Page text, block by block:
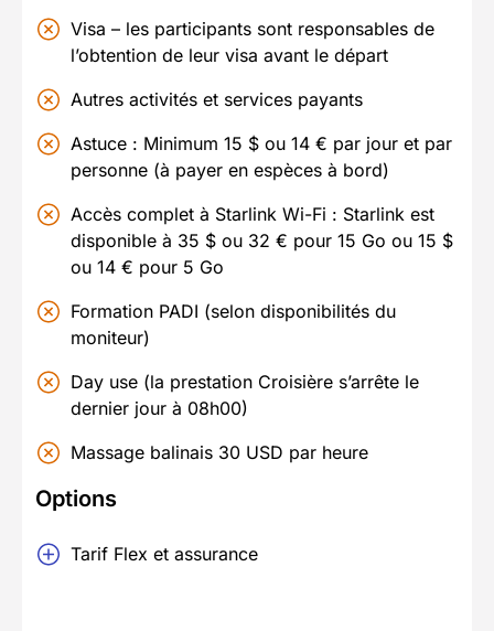
Visa – les participants sont responsables de
l’obtention de leur visa avant le départ
Autres activités et services payants
Astuce : Minimum 15 $ ou 14 € par jour et par
personne (à payer en espèces à bord)
Accès complet à Starlink Wi-Fi : Starlink est
disponible à 35 $ ou 32 € pour 15 Go ou 15 $
ou 14 € pour 5 Go
Formation PADI (selon disponibilités du
moniteur)
Day use (la prestation Croisière s’arrête le
dernier jour à 08h00)
Massage balinais 30 USD par heure
Options
Tarif Flex et assurance